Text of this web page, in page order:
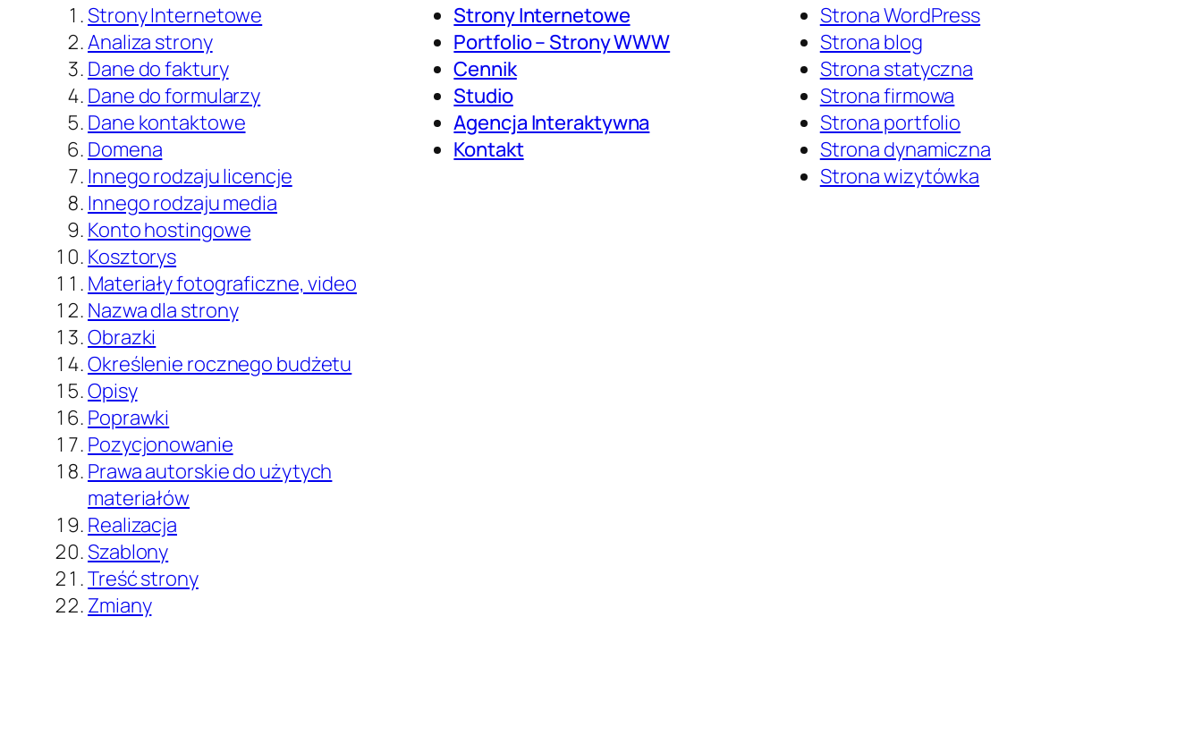
Strony Internetowe
Analiza strony
Dane do faktury
Dane do formularzy
Dane kontaktowe
Domena
Innego rodzaju licencje
Innego rodzaju media
Konto hostingowe
Kosztorys
Materiały fotograficzne, video
Nazwa dla strony
Obrazki
Określenie rocznego budżetu
Opisy
Poprawki
Pozycjonowanie
Prawa autorskie do użytych
materiałów
Realizacja
Szablony
Treść strony
Zmiany
Strony Internetowe
Portfolio – Strony WWW
Cennik
Studio
Agencja Interaktywna
Kontakt
Strona WordPress
Strona blog
Strona statyczna
Strona firmowa
Strona portfolio
Strona dynamiczna
Strona wizytówka